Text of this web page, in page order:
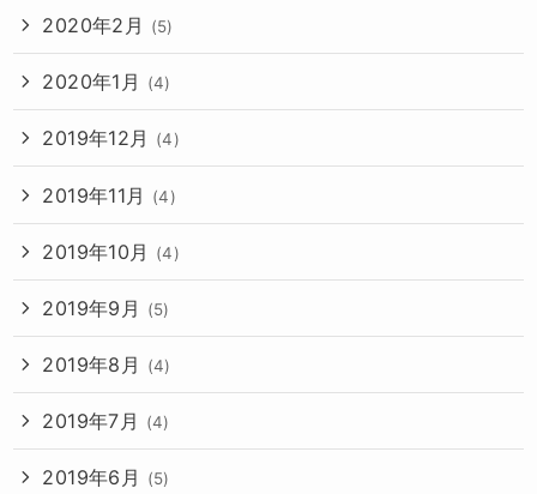
2020年2月 (5)
2020年1月 (4)
2019年12月 (4)
2019年11月 (4)
2019年10月 (4)
2019年9月 (5)
2019年8月 (4)
2019年7月 (4)
2019年6月 (5)